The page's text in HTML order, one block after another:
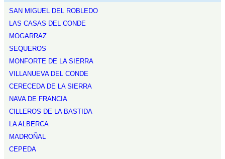
SAN MIGUEL DEL ROBLEDO
LAS CASAS DEL CONDE
MOGARRAZ
SEQUEROS
MONFORTE DE LA SIERRA
VILLANUEVA DEL CONDE
CERECEDA DE LA SIERRA
NAVA DE FRANCIA
CILLEROS DE LA BASTIDA
LA ALBERCA
MADROÑAL
CEPEDA